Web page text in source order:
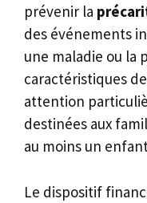
prévenir la
des événements
une maladie ou la
caractéristiques
attention
destinées aux
au moins un
Le dispositif